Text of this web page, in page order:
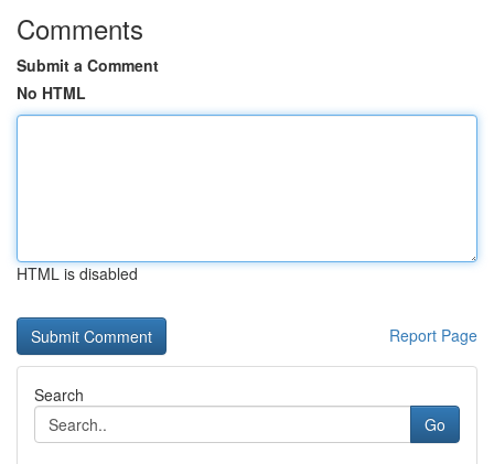
Comments
Submit a Comment
No HTML
HTML is disabled
Report Page
Search
Go